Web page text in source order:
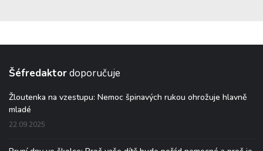
Šéfredaktordoporučuje
Žloutenka na vzestupu: Nemoc špinavých rukou ohrožuje hlavně
mladé
22.09.2025